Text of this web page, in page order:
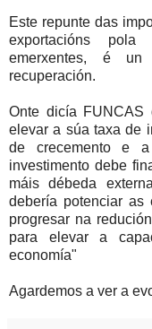
Este repunte das
exportacións pola
emerxentes, é
recuperación.
Onte dicía FUNCAS
elevar a súa taxa de
de crecemento e
investimento debe
máis débeda
debería potenciar as
progresar na
para elevar a
economía"
Agardemos a ver a